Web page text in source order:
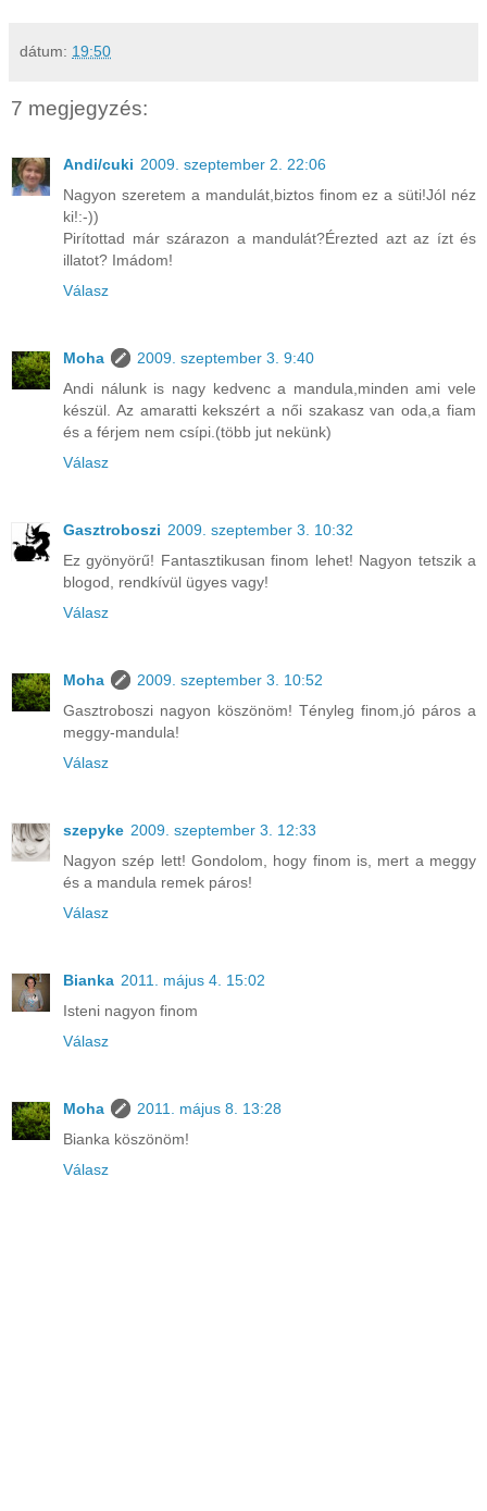
dátum: 19:50
7 megjegyzés:
Andi/cuki 2009. szeptember 2. 22:06
Nagyon szeretem a mandulát,biztos finom ez a süti!Jól néz
ki!:-))
Pirítottad már szárazon a mandulát?Érezted azt az ízt és
illatot? Imádom!
Válasz
Moha
2009. szeptember 3. 9:40
Andi nálunk is nagy kedvenc a mandula,minden ami vele
készül. Az amaratti kekszért a női szakasz van oda,a fiam
és a férjem nem csípi.(több jut nekünk)
Válasz
Gasztroboszi 2009. szeptember 3. 10:32
Ez gyönyörű! Fantasztikusan finom lehet! Nagyon tetszik a
blogod, rendkívül ügyes vagy!
Válasz
Moha
2009. szeptember 3. 10:52
Gasztroboszi nagyon köszönöm! Tényleg finom,jó páros a
meggy-mandula!
Válasz
szepyke 2009. szeptember 3. 12:33
Nagyon szép lett! Gondolom, hogy finom is, mert a meggy
és a mandula remek páros!
Válasz
Bianka 2011. május 4. 15:02
Isteni nagyon finom
Válasz
Moha
2011. május 8. 13:28
Bianka köszönöm!
Válasz